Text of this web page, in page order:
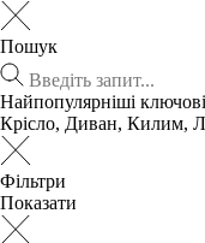
Пошук
Найпопулярніші
Крісло, Диван, Килим,
Фільтри
Показати